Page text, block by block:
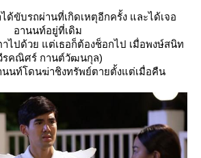
ด้ขับรถผ่านที่เกิดเหตุอีกครั้ง และได้เจอ
อานนท์อยู่ที่เดิม
ไปด้วย แต่เธอก็ต้องช็อกไป เมื่อพงษ์สนิท
รคณิศร์ กานต์วัฒนกุล)
นท์โดนฆ่าชิงทรัพย์ตายตั้งแต่เมื่อคืน